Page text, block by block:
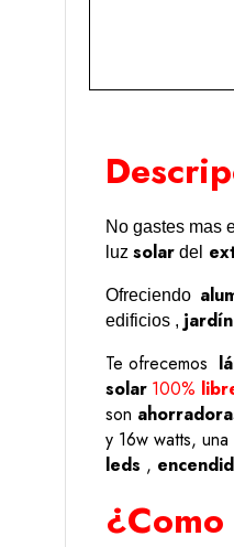
No gastes mas
luz solar del
Ofreciendo
edificios , jardín
Te ofrecemos
solar 100%
son
y 16w watts, una
leds ,